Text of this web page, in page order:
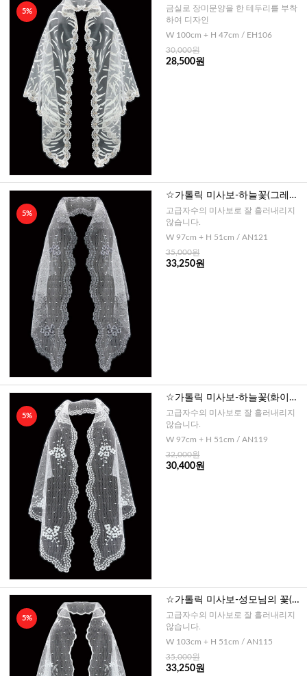
5%
금실로 장미문양을 한 테두리를 부착
하여 디자인
W 100cm + H 47cm / EH106
30,000원
28,500원
5%
☆가톨릭 미사보-하늘꽃(그레이)
No121
고급자수의 미사보로 잘 흘러내리지
않습니다.
W 97cm + H 51cm / AN121
35,000원
33,250원
5%
☆가톨릭 미사보-하늘꽃(화이트)
No119
고급자수의 미사보로 잘 흘러내리지
않습니다.
W 97cm + H 51cm / AN119
32,000원
30,400원
5%
☆가톨릭 미사보-성모님의 꽃(화
이트)No115
고급자수의 미사보로 잘 흘러내리지
않습니다.
W 103cm + H 51cm / AN115
35,000원
33,250원